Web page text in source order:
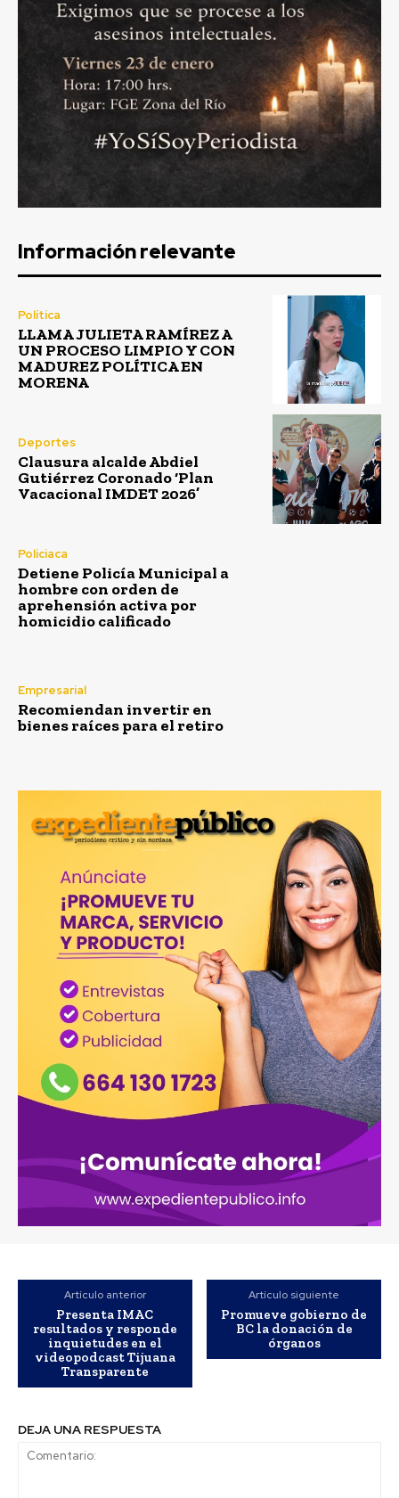
Información relevante
Política
LLAMA JULIETA RAMÍREZ A
UN PROCESO LIMPIO Y CON
MADUREZ POLÍTICA EN
MORENA
Deportes
Clausura alcalde Abdiel
Gutiérrez Coronado ‘Plan
Vacacional IMDET 2026’
Policiaca
Detiene Policía Municipal a
hombre con orden de
aprehensión activa por
homicidio calificado
Empresarial
Recomiendan invertir en
bienes raíces para el retiro
Artículo anterior
Presenta IMAC
resultados y responde
inquietudes en el
videopodcast Tijuana
Transparente
Artículo siguiente
Promueve gobierno de
BC la donación de
órganos
DEJA UNA RESPUESTA